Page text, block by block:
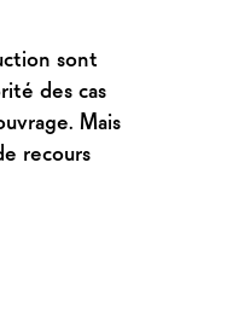
sont
des cas
Mais
recours